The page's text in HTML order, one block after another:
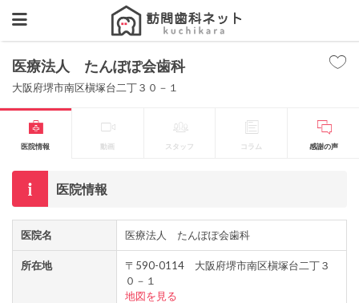
医療法人 たんぽぽ会歯科
大阪府堺市南区槇塚台二丁３０－１
医院情報 動画 スタッフ コラム 感謝の声
医院情報
医院名 医療法人 たんぽぽ会歯科
所在地
〒590-0114 大阪府堺市南区槇塚台二丁３
０－１
地図を見る